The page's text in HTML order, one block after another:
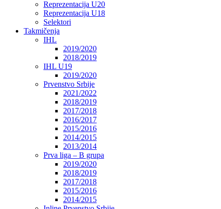
Reprezentacija U20
Reprezentacija U18
Selektori
Takmičenja
IHL
2019/2020
2018/2019
IHL U19
2019/2020
Prvenstvo Srbije
2021/2022
2018/2019
2017/2018
2016/2017
2015/2016
2014/2015
2013/2014
Prva liga – B grupa
2019/2020
2018/2019
2017/2018
2015/2016
2014/2015